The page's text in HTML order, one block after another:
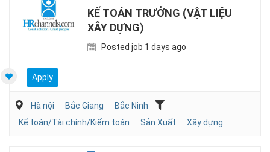
KẾ TOÁN TRƯỞNG (VẬT LIỆU
XÂY DỰNG)
Posted job 1 days ago
Apply
Hà nội Bắc Giang
Bắc Ninh
Kế toán/Tài chính/Kiểm toán
Sản Xuất Xây dựng